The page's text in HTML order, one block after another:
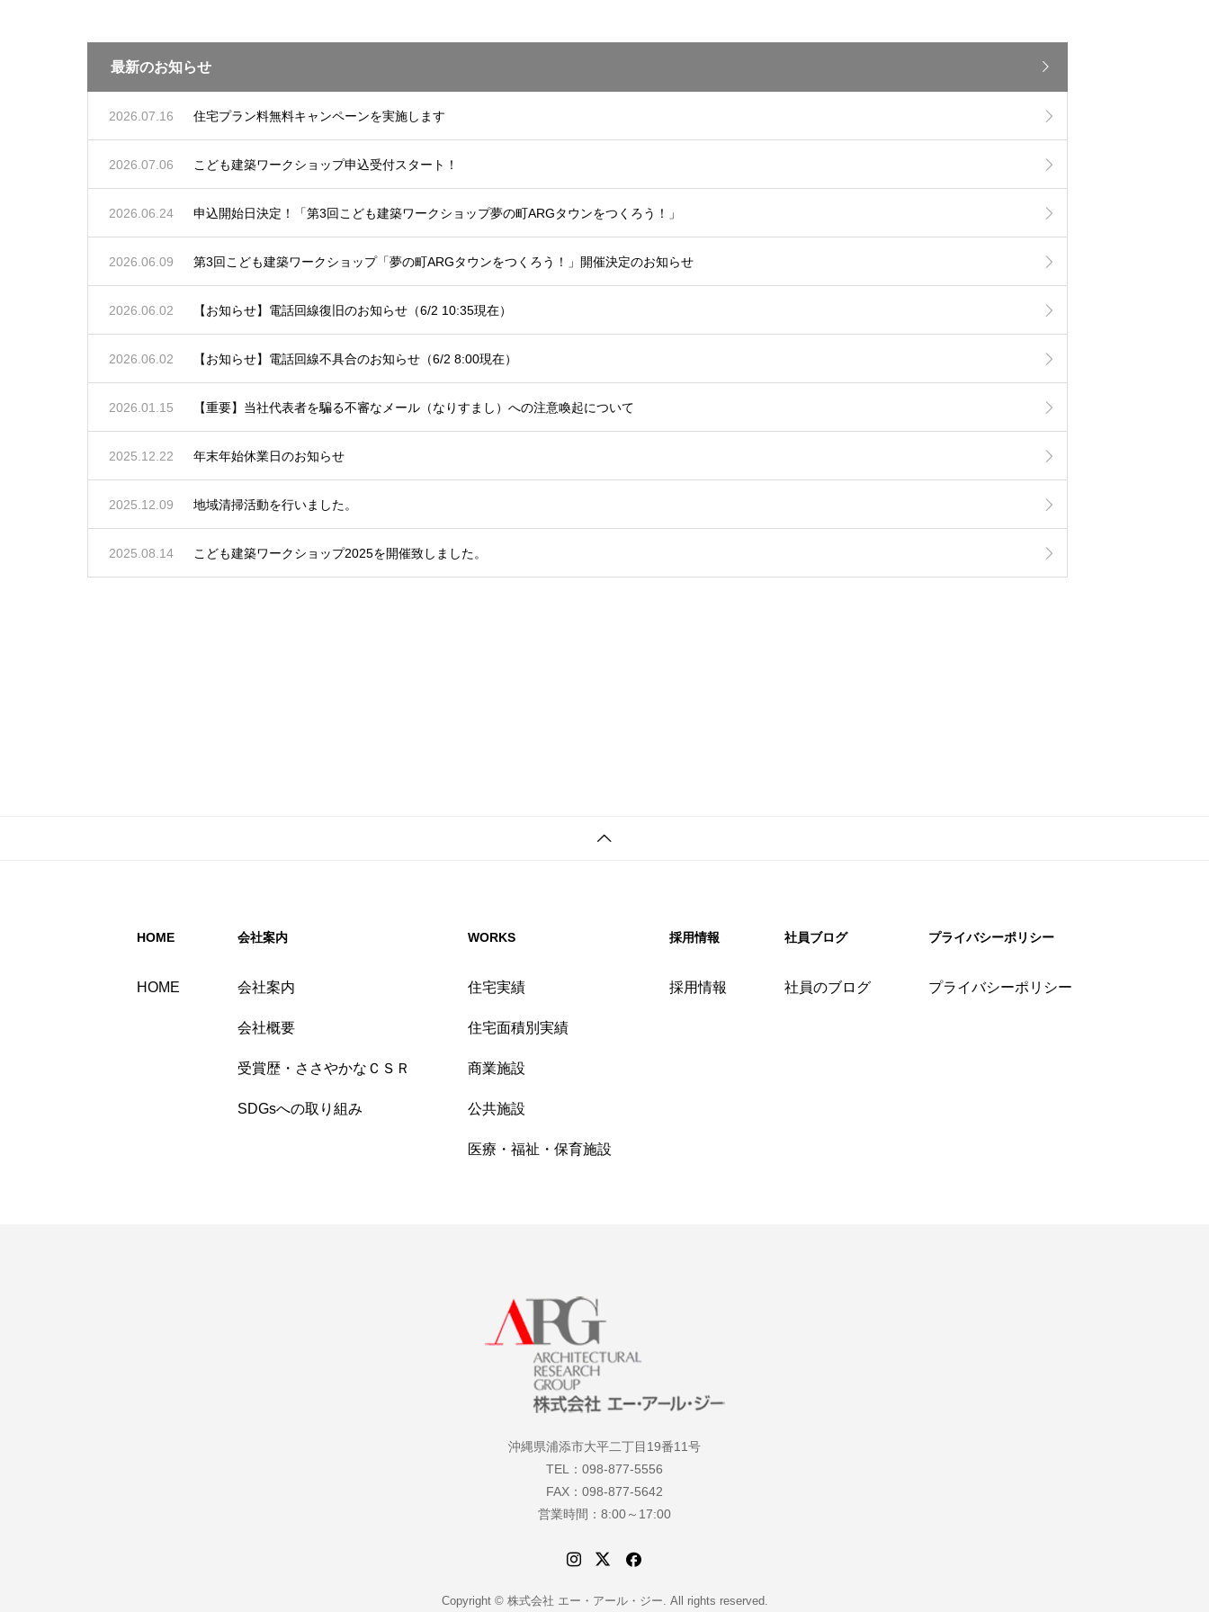
最新のお知らせ
2026.07.16 住宅プラン料無料キャンペーンを実施します
2026.07.06 こども建築ワークショップ申込受付スタート！
2026.06.24 申込開始日決定！「第3回こども建築ワークショップ夢の町ARGタウンをつくろう！」
2026.06.09 第3回こども建築ワークショップ「夢の町ARGタウンをつくろう！」開催決定のお知らせ
2026.06.02 【お知らせ】電話回線復旧のお知らせ（6/2 10:35現在）
2026.06.02 【お知らせ】電話回線不具合のお知らせ（6/2 8:00現在）
2026.01.15 【重要】当社代表者を騙る不審なメール（なりすまし）への注意喚起について
2025.12.22 年末年始休業日のお知らせ
2025.12.09 地域清掃活動を行いました。
2025.08.14 こども建築ワークショップ2025を開催致しました。
HOME
HOME
会社案内
会社案内
会社概要
受賞歴・ささやかなＣＳＲ
SDGsへの取り組み
WORKS
住宅実績
住宅面積別実績
商業施設
公共施設
医療・福祉・保育施設
採用情報
採用情報
社員ブログ
社員のブログ
プライバシーポリシー
プライバシーポリシー
沖縄県浦添市大平二丁目19番11号
TEL：098-877-5556
FAX：098-877-5642
営業時間：8:00～17:00
Copyright © 株式会社 エー・アール・ジー. All rights reserved.